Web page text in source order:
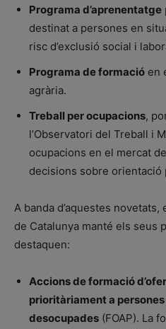
Programa d’aprenentatge
destinat a persones en
risc d’exclusió social i
Programa de formació en
agrària.
Treball per ocupacions,
l’Observatori del Treball i
ocupacions en el mercat
decisions sobre orientació
A banda d’aquestes novetats,
de Catalunya manté els seus
destaquen:
Accions de formació
prioritàriament a
desocupades (FOAP). La